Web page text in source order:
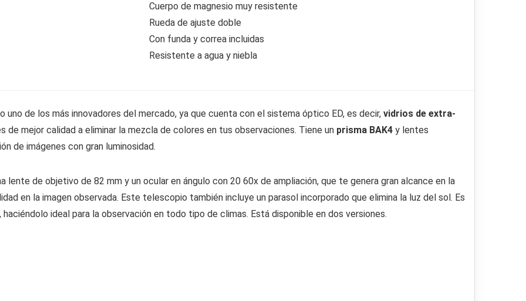
Cuerpo de magnesio muy resistente
Rueda de ajuste doble
Con funda y correa incluidas
Resistente a agua y niebla
de los más innovadores del mercado, ya que cuenta con el sistema óptico ED, es decir, vidrios de extra-
mejor calidad a eliminar la mezcla de colores en tus observaciones. Tiene un prisma BAK4 y lentes
de imágenes con gran luminosidad.
de objetivo de 82 mm y un ocular en ángulo con 20 60x de ampliación, que te genera gran alcance en la
en la imagen observada. Este telescopio también incluye un parasol incorporado que elimina la luz del sol. Es
ideal para la observación en todo tipo de climas. Está disponible en dos versiones.